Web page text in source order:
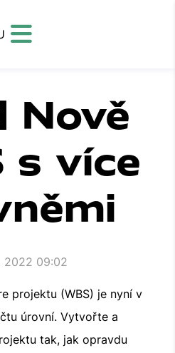
Nově
s více
2022 09:02
projektu (WBS) je nyní v
úrovní. Vytvořte a
tak, jak opravdu